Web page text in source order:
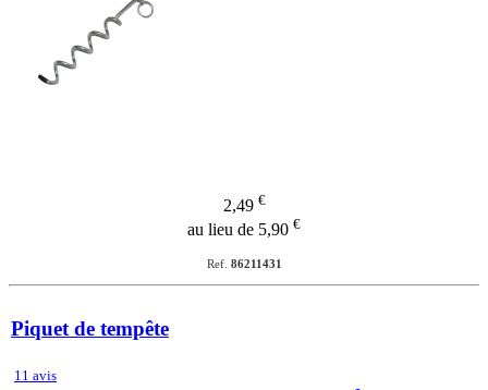
2,49 €
au lieu de 5,90 €
Ref. 86211431
Piquet de tempête
11 avis